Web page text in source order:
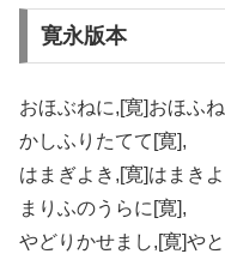
寛永版本
おほぶねに,[寛]おほふ
かしふりたてて[寛],
はまぎよき,[寛]はまき
まりふのうらに[寛],
やどりかせまし,[寛]や